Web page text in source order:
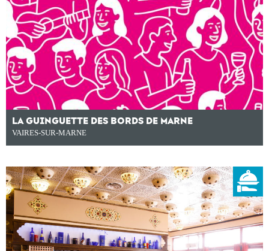
LA GUINGUETTE DES BORDS DE MARNE
VAIRES-SUR-MARNE